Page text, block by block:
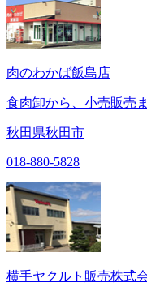
肉のわかば飯島店
食肉卸から、小売販売
秋田県秋田市
018-880-5828
横手ヤクルト販売株式